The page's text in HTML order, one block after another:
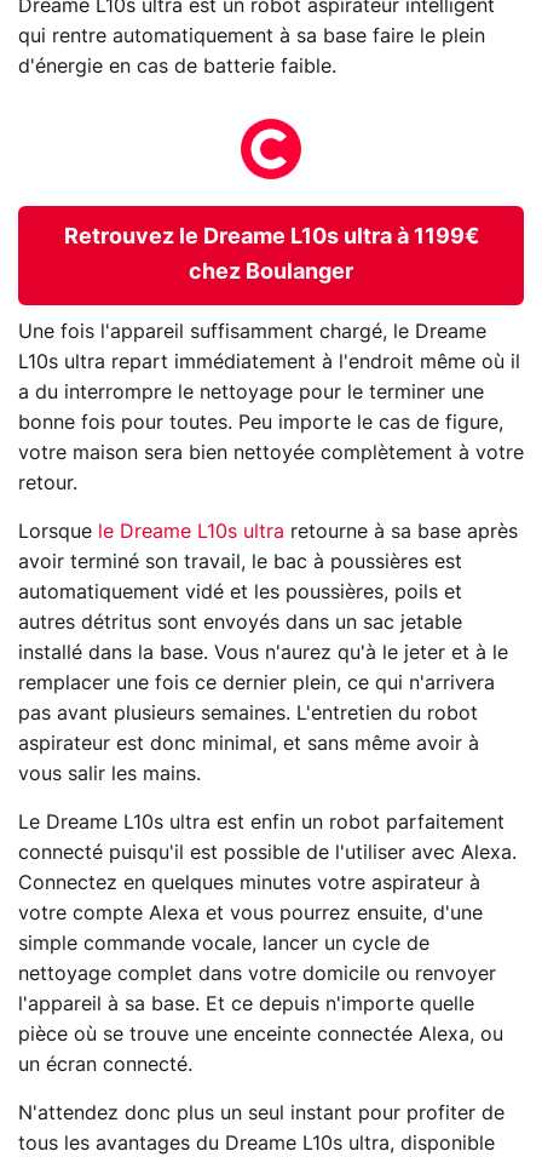
Dreame L10s ultra est un robot aspirateur intelligent
qui rentre automatiquement à sa base faire le plein
d'énergie en cas de batterie faible.
Retrouvez le Dreame L10s ultra à 1199€
chez Boulanger
Une fois l'appareil suffisamment chargé, le Dreame
L10s ultra repart immédiatement à l'endroit même où il
a du interrompre le nettoyage pour le terminer une
bonne fois pour toutes. Peu importe le cas de figure,
votre maison sera bien nettoyée complètement à votre
retour.
Lorsque le Dreame L10s ultra retourne à sa base après
avoir terminé son travail, le bac à poussières est
automatiquement vidé et les poussières, poils et
autres détritus sont envoyés dans un sac jetable
installé dans la base. Vous n'aurez qu'à le jeter et à le
remplacer une fois ce dernier plein, ce qui n'arrivera
pas avant plusieurs semaines. L'entretien du robot
aspirateur est donc minimal, et sans même avoir à
vous salir les mains.
Le Dreame L10s ultra est enfin un robot parfaitement
connecté puisqu'il est possible de l'utiliser avec Alexa.
Connectez en quelques minutes votre aspirateur à
votre compte Alexa et vous pourrez ensuite, d'une
simple commande vocale, lancer un cycle de
nettoyage complet dans votre domicile ou renvoyer
l'appareil à sa base. Et ce depuis n'importe quelle
pièce où se trouve une enceinte connectée Alexa, ou
un écran connecté.
N'attendez donc plus un seul instant pour profiter de
tous les avantages du Dreame L10s ultra, disponible